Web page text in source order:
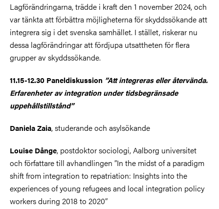
Lagförändringarna, trädde i kraft den 1 november 2024, och
var tänkta att förbättra möjligheterna för skyddssökande att
integrera sig i det svenska samhället. I stället, riskerar nu
dessa lagförändringar att fördjupa utsattheten för flera
grupper av skyddssökande.
11.15-12.30 Paneldiskussion ”Att integreras eller återvända.
Erfarenheter av integration under tidsbegränsade
uppehållstillstånd”
Daniela Zaia, studerande och asylsökande
Louise Dånge, postdoktor sociologi, Aalborg universitet
och författare till avhandlingen ”In the midst of a paradigm
shift from integration to repatriation: Insights into the
experiences of young refugees and local integration policy
workers during 2018 to 2020”